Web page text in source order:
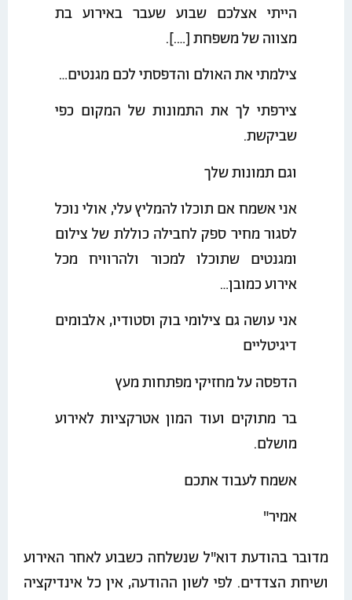
הייתי אצלכם שבוע שעבר באירוע בת
מצווה של משפחת [….].
צילמתי את האולם והדפסתי לכם מגנטים…
צירפתי לך את התמונות של המקום כפי
שביקשת.
וגם תמונות שלך
אני אשמח אם תוכלו להמליץ עלי, אולי נוכל
לסגור מחיר ספק לחבילה כוללת של צילום
ומגנטים שתוכלו למכור ולהרוויח מכל
אירוע כמובן…
אני עושה גם צילומי בוק וסטודיו, אלבומים
דיגיטליים
הדפסה על מחזיקי מפתחות מעץ
בר מתוקים ועוד המון אטרקציות לאירוע
מושלם.
אשמח לעבוד אתכם
אמיר"
מדובר בהודעת דוא"ל שנשלחה כשבוע לאחר האירוע
ושיחת הצדדים. לפי לשון ההודעה, אין כל אינדיקציה